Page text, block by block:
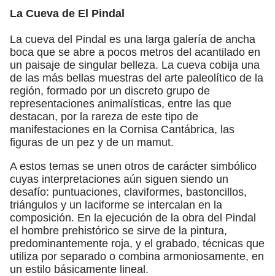
La Cueva de El Pindal
La cueva del Pindal es una larga galería de ancha
boca que se abre a pocos metros del acantilado en
un paisaje de singular belleza. La cueva cobija una
de las más bellas muestras del arte paleolítico de la
región, formado por un discreto grupo de
representaciones animalísticas, entre las que
destacan, por la rareza de este tipo de
manifestaciones en la Cornisa Cantábrica, las
figuras de un pez y de un mamut.
A estos temas se unen otros de carácter simbólico
cuyas interpretaciones aún siguen siendo un
desafío: puntuaciones, claviformes, bastoncillos,
triángulos y un laciforme se intercalan en la
composición. En la ejecución de la obra del Pindal
el hombre prehistórico se sirve de la pintura,
predominantemente roja, y el grabado, técnicas que
utiliza por separado o combina armoniosamente, en
un estilo básicamente lineal.